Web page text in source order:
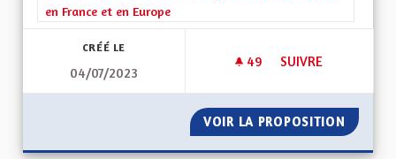
en France et en Europe
CRÉÉ LE
04/07/2023
49 49 ABONNÉS
SUIVRE
VOIR LA PROPOSITION D'